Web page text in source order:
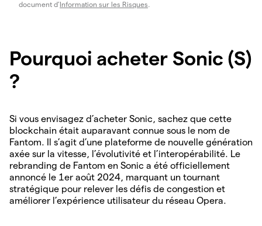
document d’Information sur les Risques.
Pourquoi acheter Sonic (S)
?
Si vous envisagez d’acheter Sonic, sachez que cette
blockchain était auparavant connue sous le nom de
Fantom. Il s’agit d’une plateforme de nouvelle génération
axée sur la vitesse, l’évolutivité et l’interopérabilité. Le
rebranding de Fantom en Sonic a été officiellement
annoncé le 1er août 2024, marquant un tournant
stratégique pour relever les défis de congestion et
améliorer l’expérience utilisateur du réseau Opera.